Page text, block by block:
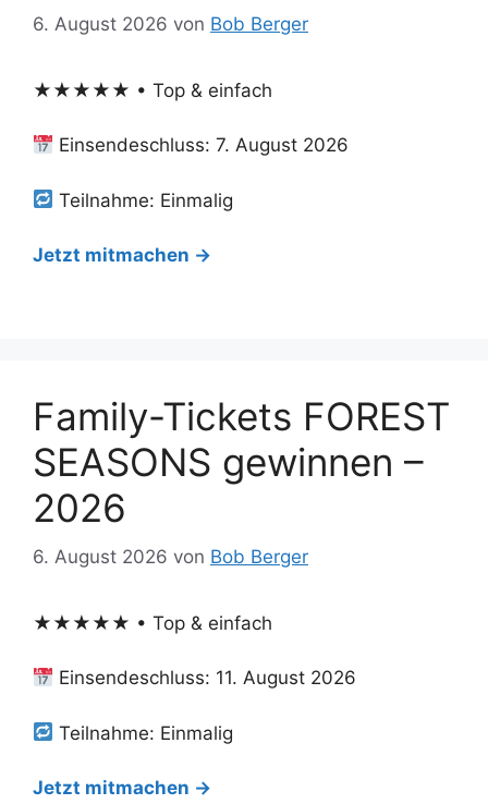
6. August 2026 von Bob Berger
★★★★★ • Top & einfach
Einsendeschluss: 7. August 2026
Teilnahme: Einmalig
Jetzt mitmachen →
Family-Tickets FOREST
SEASONS gewinnen –
2026
6. August 2026 von Bob Berger
★★★★★ • Top & einfach
Einsendeschluss: 11. August 2026
Teilnahme: Einmalig
Jetzt mitmachen →